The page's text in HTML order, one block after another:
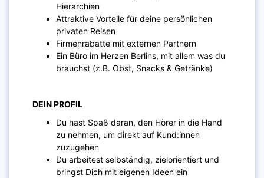
Hierarchien
Attraktive Vorteile für deine persönlichen
privaten Reisen
Firmenrabatte mit externen Partnern
Ein Büro im Herzen Berlins, mit allem was du
brauchst (z.B. Obst, Snacks & Getränke)
DEIN PROFIL
Du hast Spaß daran, den Hörer in die Hand
zu nehmen, um direkt auf Kund:innen
zuzugehen
Du arbeitest selbständig, zielorientiert und
bringst Dich mit eigenen Ideen ein